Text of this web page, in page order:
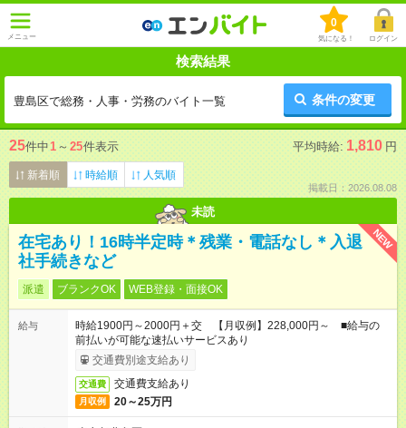
メニュー
0
気になる！ ログイン
検索結果
豊島区で総務・人事・労務のバイト一覧 条件の変更
25件中1 ～ 25件表示 平均時給: 1,810 円
新着順 時給順 人気順
掲載日：2026.08.08
未読
NEW
在宅あり！16時半定時＊残業・電話なし＊入退
社手続きなど
派遣 ブランクOK WEB登録・面接OK
給与
時給1900円～2000円＋交 【月収例】228,000円～ ■給与の
前払いが可能な速払いサービスあり
交通費別途支給あり
交通費 交通費支給あり
月収例 20～25万円